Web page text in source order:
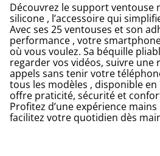
Découvrez le support ventouse
silicone , l’accessoire qui
Avec ses 25 ventouses et son
performance , votre
où vous voulez. Sa béquille
regarder vos vidéos, suivre une
appels sans tenir votre
tous les modèles , disponible en
offre praticité, sécurité et
Profitez d’une expérience
facilitez votre quotidien dès